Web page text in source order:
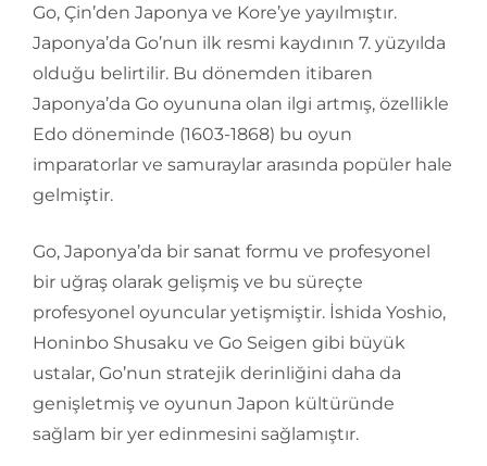
Go, Çin’den Japonya ve Kore’ye yayılmıştır.
Japonya’da Go’nun ilk resmi kaydının 7. yüzyılda
olduğu belirtilir. Bu dönemden itibaren
Japonya’da Go oyununa olan ilgi artmış, özellikle
Edo döneminde (1603-1868) bu oyun
imparatorlar ve samuraylar arasında popüler hale
gelmiştir.
Go, Japonya’da bir sanat formu ve profesyonel
bir uğraş olarak gelişmiş ve bu süreçte
profesyonel oyuncular yetişmiştir. İshida Yoshio,
Honinbo Shusaku ve Go Seigen gibi büyük
ustalar, Go’nun stratejik derinliğini daha da
genişletmiş ve oyunun Japon kültüründe
sağlam bir yer edinmesini sağlamıştır.